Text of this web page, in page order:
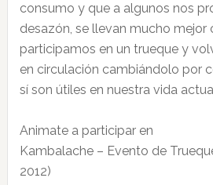
consumo y que a algunos nos
desazón, se llevan mucho mejor
participamos en un trueque y
en circulación cambiándolo por
sí son útiles en nuestra vida
Animate a participar en
Kambalache – Evento de
2012)